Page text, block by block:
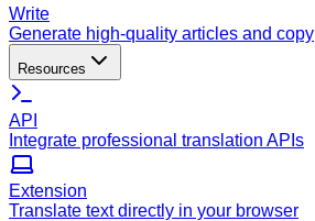
Write
Generate high-quality articles and copy
Resources
API
Integrate professional translation APIs
Extension
Translate text directly in your browser